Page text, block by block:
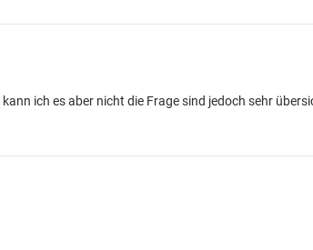
ich es aber nicht die Frage sind jedoch sehr